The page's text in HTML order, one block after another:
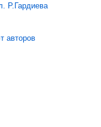
Р.Гардиева
авторов